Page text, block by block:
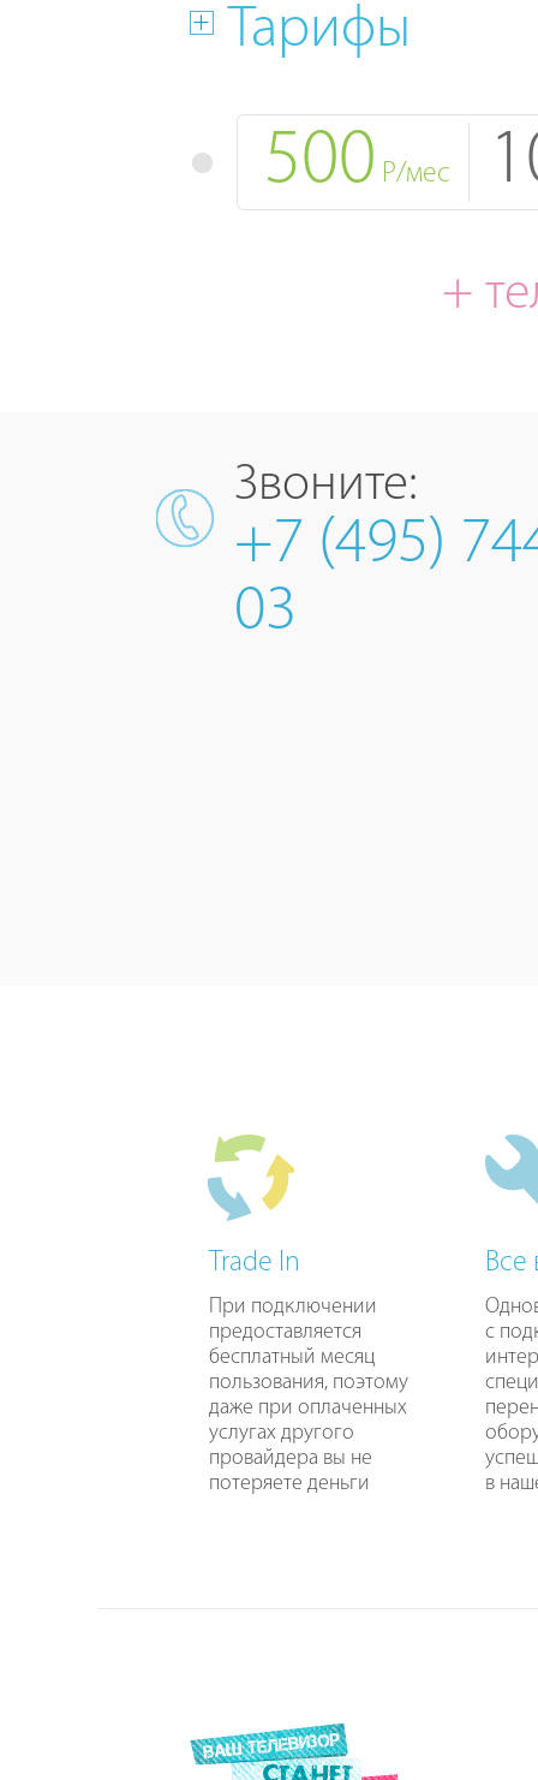
Тарифы
500 Р/мес
+
Звоните:
+7 (495)
03
Trade In
При подключении
предоставляется
бесплатный месяц
пользования, поэтому
даже при оплаченных
услугах другого
провайдера вы не
потеряете деньги
Все
с
в